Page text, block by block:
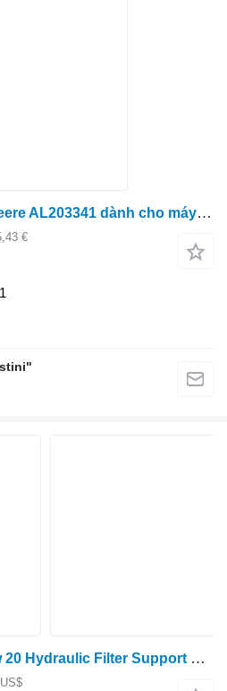
Bộ lọc thuỷ lực John Deere AL203341 dành cho máy kéo bánh lốp
€
Bộ lọc thuỷ lực Ford Tw 20 Hydraulic Filter Support D8nnl976ac, D8nnl977ab D8NNL977AB dành cho máy kéo bánh lốp